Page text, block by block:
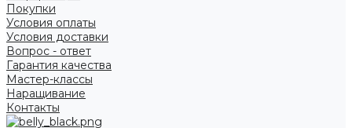
Покупки
Условия оплаты
Условия доставки
Вопрос - ответ
Гарантия качества
Мастер-классы
Наращивание
Контакты